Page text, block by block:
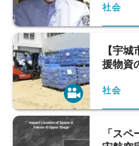
社会
【宇
援物資
社会
「ス